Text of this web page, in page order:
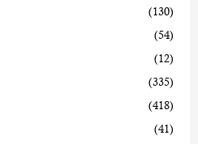
(130)
(54)
(12)
(335)
(418)
(41)